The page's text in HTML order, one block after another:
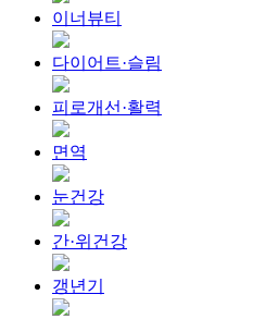
이너뷰티
다이어트·슬림
피로개선·활력
면역
눈건강
간·위건강
갱년기